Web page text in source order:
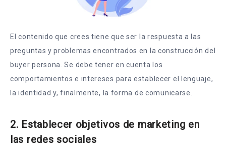
El contenido que crees tiene que ser la respuesta a las
preguntas y problemas encontrados en la construcción del
buyer persona. Se debe tener en cuenta los
comportamientos e intereses para establecer el lenguaje,
la identidad y, finalmente, la forma de comunicarse.
2. Establecer objetivos de marketing en
las redes sociales